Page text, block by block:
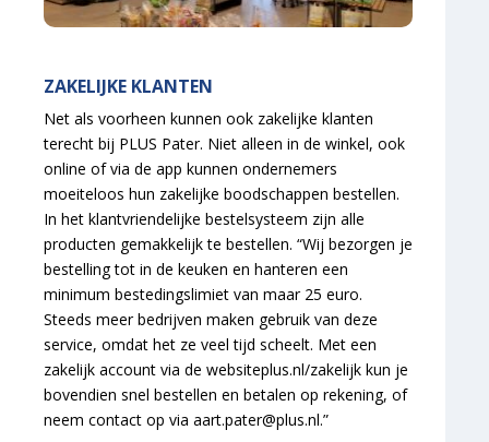
ZAKELIJKE KLANTEN
Net als voorheen kunnen ook zakelijke klanten
terecht bij PLUS Pater. Niet alleen in de winkel, ook
online of via de app kunnen ondernemers
moeiteloos hun zakelijke boodschappen bestellen.
In het klantvriendelijke bestelsysteem zijn alle
producten gemakkelijk te bestellen. “Wij bezorgen je
bestelling tot in de keuken en hanteren een
minimum bestedingslimiet van maar 25 euro.
Steeds meer bedrijven maken gebruik van deze
service, omdat het ze veel tijd scheelt. Met een
zakelijk account via de websiteplus.nl/zakelijk kun je
bovendien snel bestellen en betalen op rekening, of
neem contact op via aart.pater@plus.nl.”